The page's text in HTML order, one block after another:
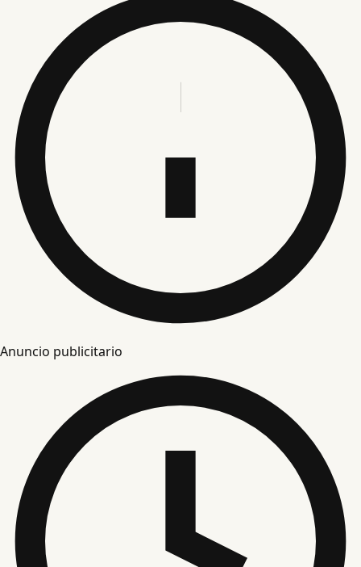
Anuncio publicitario